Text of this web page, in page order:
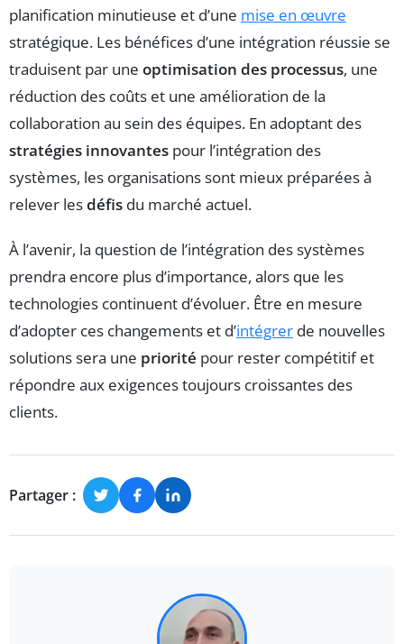
planification minutieuse et d’une mise en œuvre
stratégique. Les bénéfices d’une intégration réussie se
traduisent par une optimisation des processus, une
réduction des coûts et une amélioration de la
collaboration au sein des équipes. En adoptant des
stratégies innovantes pour l’intégration des
systèmes, les organisations sont mieux préparées à
relever lesdéfis du marché actuel.
À l’avenir, la question de l’intégration des systèmes
prendra encore plus d’importance, alors que les
technologies continuent d’évoluer. Être en mesure
d’adopter ces changements et d’intégrer de nouvelles
solutions sera une priorité pour rester compétitif et
répondre aux exigences toujours croissantes des
clients.
Partager :